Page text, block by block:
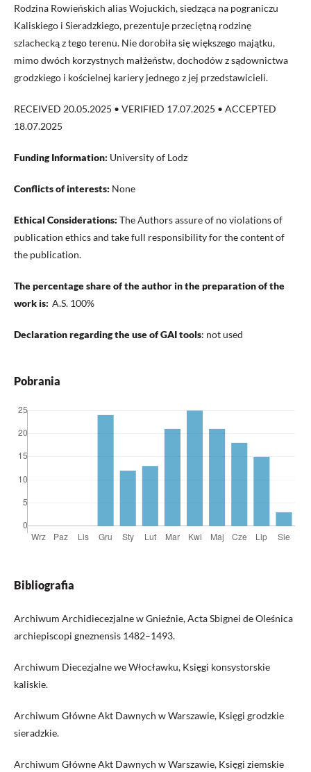
Rodzina Rowieńskich alias Wojuckich, siedząca na pograniczu
Kaliskiego i Sieradzkiego, prezentuje przeciętną rodzinę
szlachecką z tego terenu. Nie dorobiła się większego majątku,
mimo dwóch korzystnych małżeństw, dochodów z sądownictwa
grodzkiego i kościelnej kariery jednego z jej przedstawicieli.
RECEIVED 20.05.2025 • VERIFIED 17.07.2025 • ACCEPTED
18.07.2025
Funding Information: University of Lodz
Conflicts of interests: None
Ethical Considerations: The Authors assure of no violations of
publication ethics and take full responsibility for the content of
the publication.
The percentage share of the author in the preparation of the
work is: A.S. 100%
Declaration regarding the use of GAI tools: not used
Pobrania
Bibliografia
Archiwum Archidiecezjalne w Gnieźnie, Acta Sbignei de Oleśnica
archiepiscopi gneznensis 1482–1493.
Archiwum Diecezjalne we Włocławku, Księgi konsystorskie
kaliskie.
Archiwum Główne Akt Dawnych w Warszawie, Księgi grodzkie
sieradzkie.
Archiwum Główne Akt Dawnych w Warszawie, Księgi ziemskie